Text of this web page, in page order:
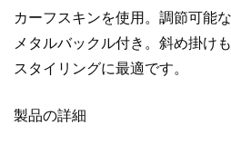
(W000)
FAO1144
カ
フ
カーフスキンを使用。調節可能
メタルバックル付き。斜め掛け
スタイリングに最適です。
製品の詳細